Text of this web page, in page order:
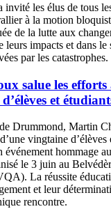
les élus de tous
à la motion
de la lutte aux
leurs impacts et dans le
par les catastrophes.
salue les efforts
et
Drummond, Martin
vingtaine d’élèves
hommage
le 3 juin au
La réussite
et leur
rencontre.